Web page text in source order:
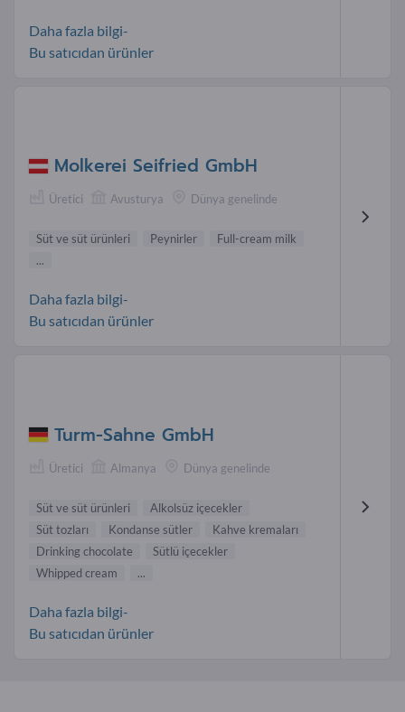
Daha fazla bilgi-
Bu satıcıdan ürünler
Molkerei Seifried GmbH
Üretici Avusturya Dünya genelinde
Süt ve süt ürünleri Peynirler
Full-cream milk
...
Daha fazla bilgi-
Bu satıcıdan ürünler
Turm-Sahne GmbH
Üretici Almanya Dünya genelinde
Süt ve süt ürünleri
Alkolsüz içecekler
Süt tozları
Kondanse sütler
Kahve kremaları
Drinking chocolate
Sütlü içecekler
Whipped cream
...
Daha fazla bilgi-
Bu satıcıdan ürünler